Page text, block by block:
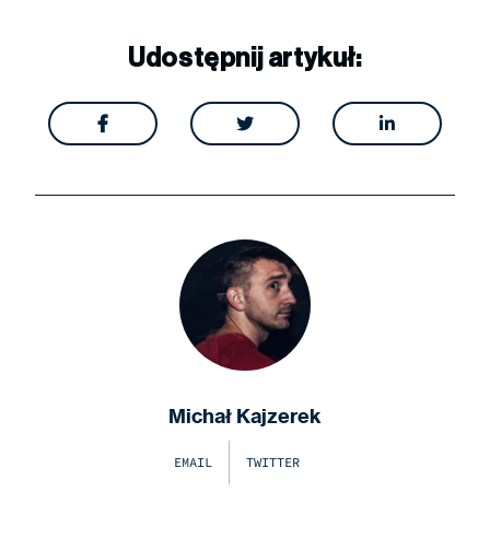
Udostępnij artykuł:
  
Michał Kajzerek
EMAIL TWITTER